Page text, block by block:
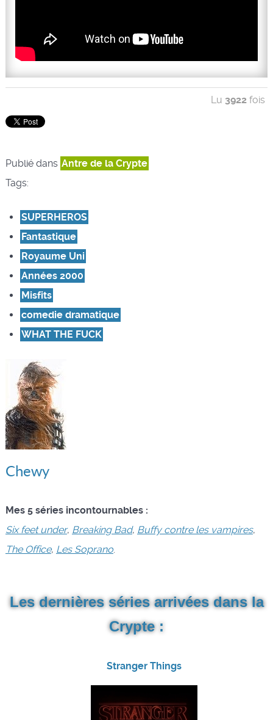
Lu 3922 fois
Publié dans Antre de la Crypte
Tags:
SUPERHEROS
Fantastique
Royaume Uni
Années 2000
Misfits
comedie dramatique
WHAT THE FUCK
Chewy
Mes 5 séries incontournables :
Six feet under, Breaking Bad, Buffy contre les vampires,
The Office, Les Soprano.
Les dernières séries arrivées dans la
Crypte :
Stranger Things